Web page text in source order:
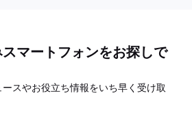
マートフォンをお探しで
スやお役立ち情報をいち早く受け取